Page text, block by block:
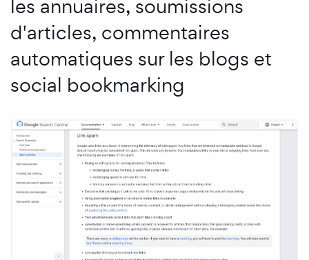
les annuaires, soumissions
d'articles, commentaires
automatiques sur les blogs et
social bookmarking